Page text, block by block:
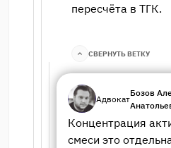
пересчёта в ТГК.
СВЕРНУТЬ ВЕТКУ
Адвокат
Бозов
Концентрация
смеси это